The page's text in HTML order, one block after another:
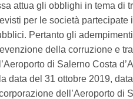
attua gli obblighi in tema di
per le società partecipate
Pertanto gli
della corruzione e
di Salerno Costa
data del 31 ottobre 2019,
dell’Aeroporto di